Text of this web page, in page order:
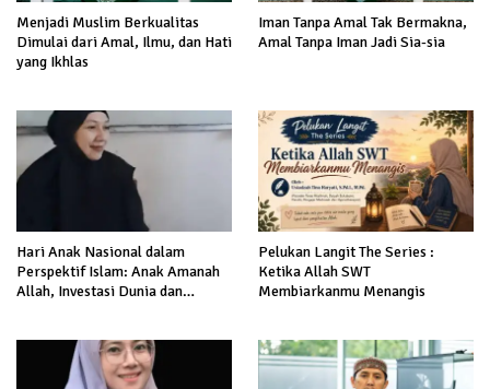
Menjadi Muslim Berkualitas
Dimulai dari Amal, Ilmu, dan Hati
yang Ikhlas
Iman Tanpa Amal Tak Bermakna,
Amal Tanpa Iman Jadi Sia-sia
Hari Anak Nasional dalam
Perspektif Islam: Anak Amanah
Allah, Investasi Dunia dan
Pelukan Langit The Series :
Ketika Allah SWT
Membiarkanmu Menangis